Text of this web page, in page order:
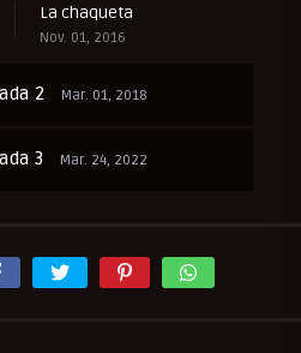
La chaqueta
Nov. 01, 2016
2 Mar. 01, 2018
3 Mar. 24, 2022